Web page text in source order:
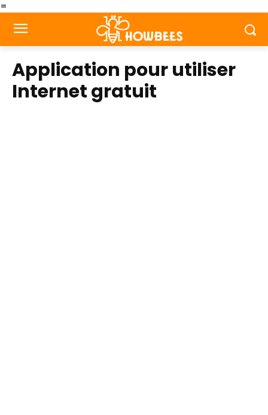
=
Application pour utiliser
Internet gratuit